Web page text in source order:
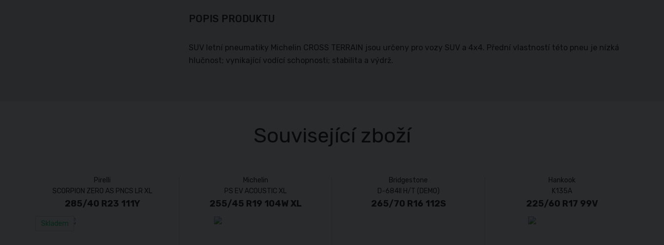
POPIS PRODUKTU
SUV letní pneumatiky Michelin CROSS TERRAIN jsou určeny pro vozy SUV a 4x4. Přední vlastností této pneu je nízká
hlučnost; vynikající vodící schopnosti; stabilita a výdrž.
Související zboží
Pirelli
SCORPION ZERO AS PNCS LR XL
285/40 R23 111Y
Skladem
Michelin
PS EV ACOUSTIC XL
255/45 R19 104W XL
Bridgestone
D-684II H/T (DEMO)
265/70 R16 112S
Hankook
K135A
225/60 R17 99V